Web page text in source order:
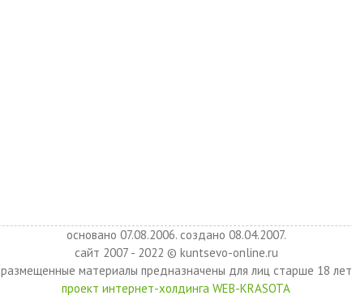
основано 07.08.2006. создано 08.04.2007.
сайт 2007 - 2022 © kuntsevo-online.ru
размещенные материалы предназначены для лиц старше 18 лет
проект интернет-холдинга WEB-KRASOTA